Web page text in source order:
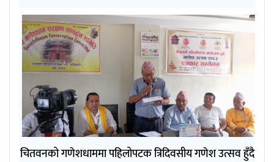
चितवनको गणेशधाममा पहिलोपटक त्रिदिवसीय गणेश उत्सव हुँदै